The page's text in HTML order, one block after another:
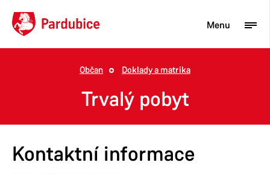
Turista
Aktuality
Podnikatel
Občan Doklady a matrika
Trvalý pobyt
Kontaktní informace
Menu